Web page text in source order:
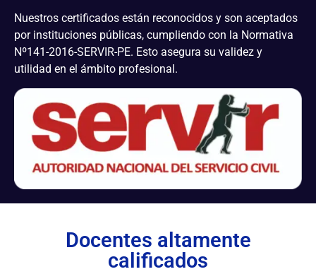
Nuestros certificados están reconocidos y son aceptados
por instituciones públicas, cumpliendo con la Normativa
Nº141-2016-SERVIR-PE. Esto asegura su validez y
utilidad en el ámbito profesional.
Docentes altamente
calificados